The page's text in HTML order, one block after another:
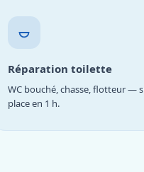
Réparation toilette
WC bouché, chasse, flotteur —
place en 1 h.